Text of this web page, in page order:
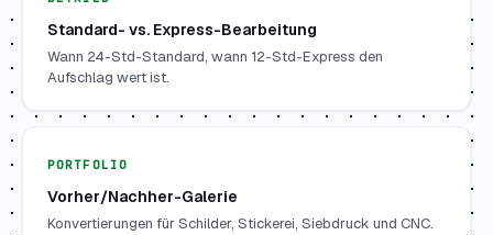
Standard- vs. Express-Bearbeitung
Wann 24-Std-Standard, wann 12-Std-Express den
Aufschlag wert ist.
PORTFOLIO
Vorher/Nachher-Galerie
Konvertierungen für Schilder, Stickerei, Siebdruck und CNC.